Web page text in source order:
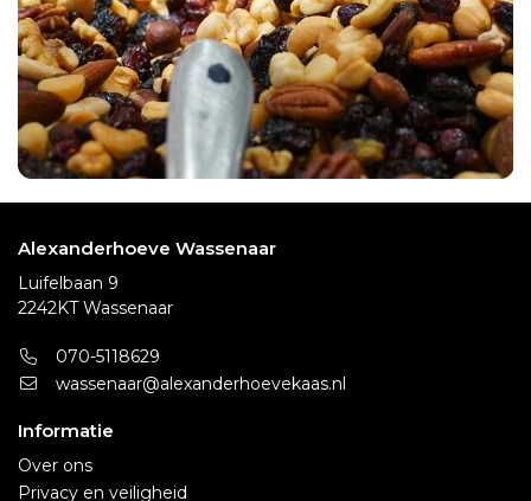
Alexanderhoeve Wassenaar
Luifelbaan 9
2242KT Wassenaar
070-5118629
wassenaar@alexanderhoevekaas.nl
Informatie
Over ons
Privacy en veiligheid